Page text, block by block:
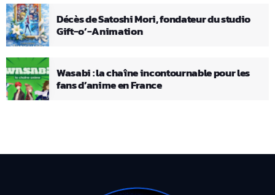
Décès de Satoshi Mori, fondateur du studio
Gift-o’-Animation
Wasabi : la chaîne incontournable pour les
fans d’anime en France